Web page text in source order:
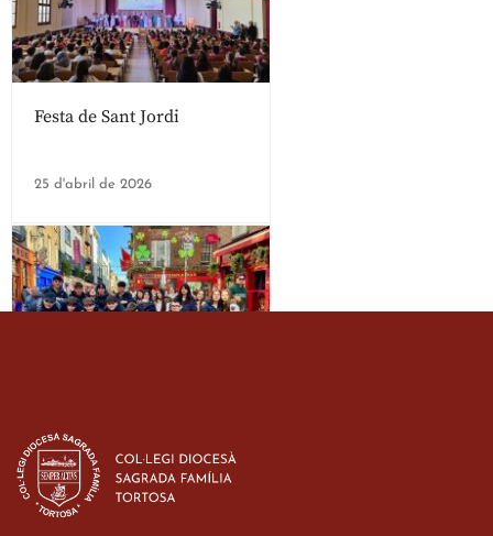
Festa de Sant Jordi
25 d'abril de 2026
d’ESO-BSD a Irlanda
23 de març de 2026